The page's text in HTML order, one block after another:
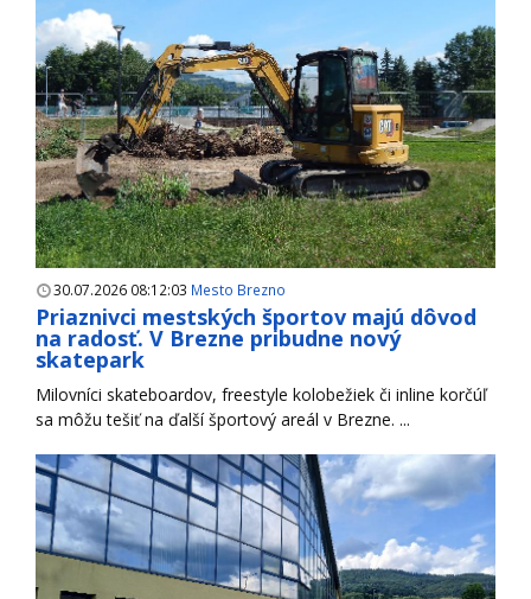
30.07.2026 08:12:03 Mesto Brezno
Priaznivci mestských športov majú dôvod
na radosť. V Brezne pribudne nový
skatepark
Milovníci skateboardov, freestyle kolobežiek či inline korčúľ
sa môžu tešiť na ďalší športový areál v Brezne. ...